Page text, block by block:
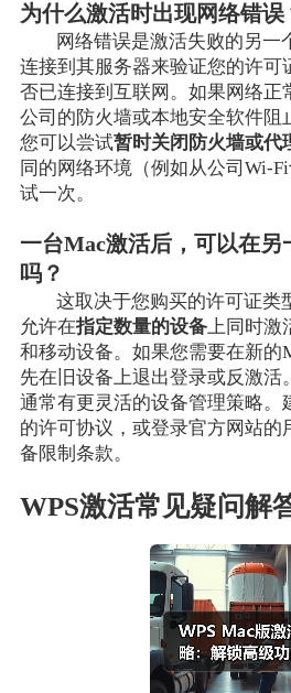
为什么激活时出现网络错误
网络错误是激活失败的另一
连接到其服务器来验证您的许可
否已连接到互联网。如果网络正
公司的防火墙或本地安全软件阻
您可以尝试暂时关闭防火墙或代
同的网络环境（例如从公司Wi-
试一次。
一台Mac激活后，可以在另
吗？
这取决于您购买的许可证类
允许在指定数量的设备上同时激
和移动设备。如果您需要在新的
先在旧设备上退出登录或反激活
通常有更灵活的设备管理策略。
的许可协议，或登录官方网站的
备限制条款。
WPS激活常见疑问解